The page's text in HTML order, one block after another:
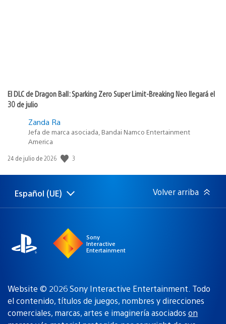
El DLC de Dragon Ball: Sparking Zero Super Limit-Breaking Neo llegará el
30 de julio
Zanda Ra
Jefa de marca asociada, Bandai Namco Entertainment
America
Fecha
publicación:
24 de julio de 2026 3
Selecciona
Región
Español (UE) Volver arriba
Sony
Interactive
Entertainment
Website © 2026 Sony Interactive Entertainment. Todo
el contenido, títulos de juegos, nombres y direcciones
comerciales, marcas, artes e imaginería asociados on